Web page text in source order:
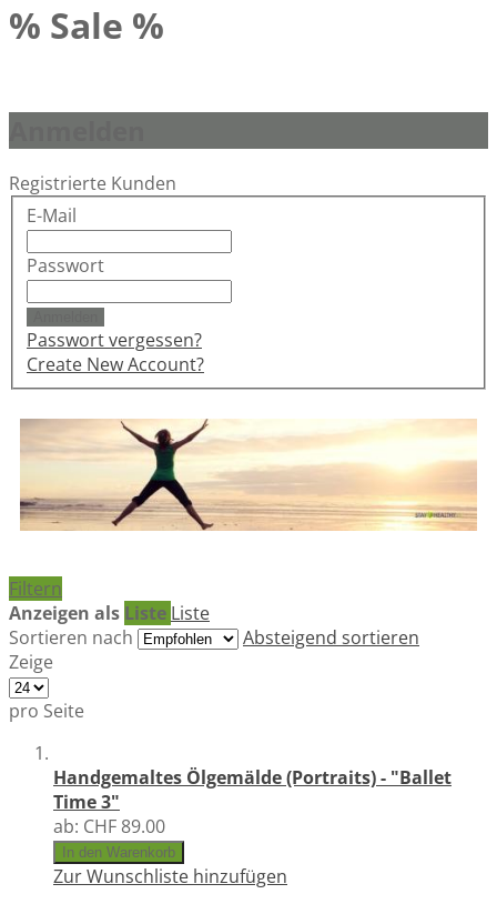
% Sale %
Registrierte Kunden
E-Mail
Passwort
Passwort vergessen?
Create New Account?
Filtern
Anzeigen als Liste Liste
Sortieren nach
Absteigend sortieren
Zeige
pro Seite
Handgemaltes Ölgemälde (Portraits) - "Ballet
Time 3"
ab: CHF 89.00
In den Warenkorb
Zur Wunschliste hinzufügen